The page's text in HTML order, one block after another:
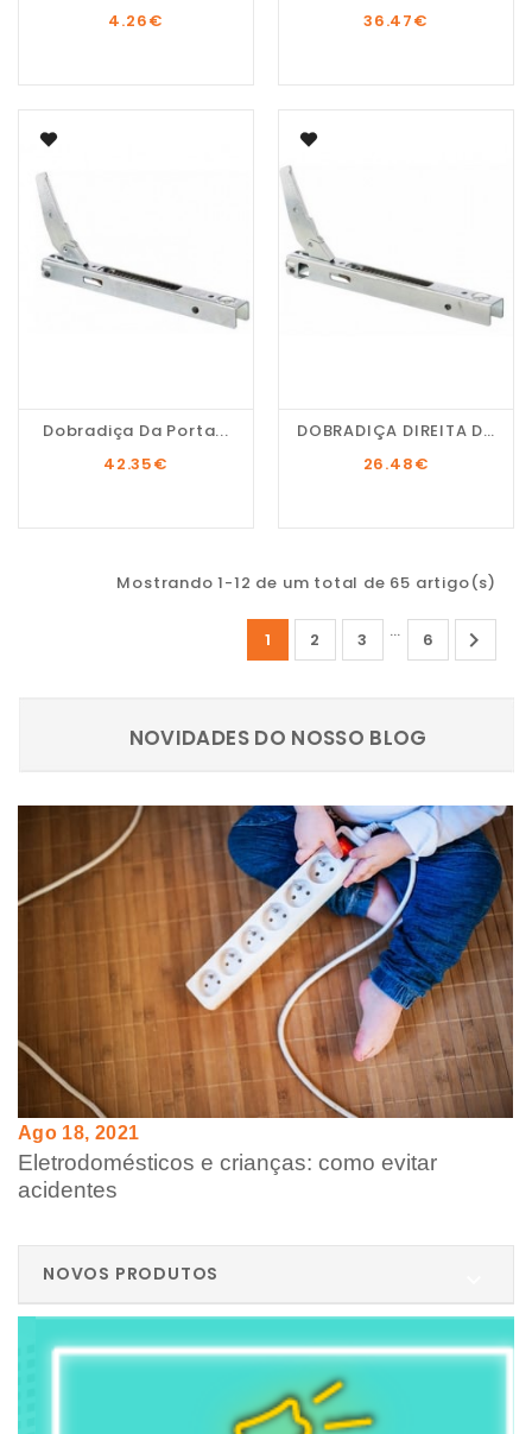
4.26€ 36.47€
Dobradiça Da Porta...
42.35€
DOBRADIÇA DIREITA DA...
26.48€
Mostrando 1-12 de um total de 65 artigo(s)
1 2 3 … 6 
Ago 18, 2021
Eletrodomésticos e crianças: como evitar
acidentes
NOVIDADES DO NOSSO BLOG
NOVOS PRODUTOS